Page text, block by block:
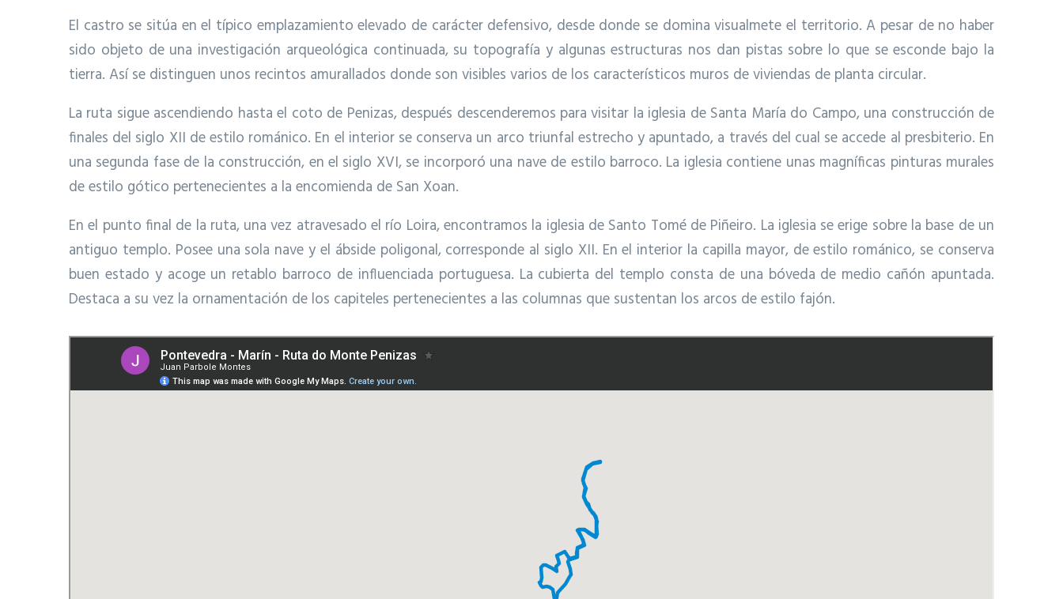
El castro se sitúa en el típico emplazamiento elevado de carácter defensivo, desde donde se domina visualmete el territorio. A pesar de no haber
sido objeto de una investigación arqueológica continuada, su topografía y algunas estructuras nos dan pistas sobre lo que se esconde bajo la
tierra. Así se distinguen unos recintos amurallados donde son visibles varios de los característicos muros de viviendas de planta circular.
La ruta sigue ascendiendo hasta el coto de Penizas, después descenderemos para visitar la iglesia de Santa María do Campo, una construcción de
finales del siglo XII de estilo románico. En el interior se conserva un arco triunfal estrecho y apuntado, a través del cual se accede al presbiterio. En
una segunda fase de la construcción, en el siglo XVI, se incorporó una nave de estilo barroco. La iglesia contiene unas magníficas pinturas murales
de estilo gótico pertenecientes a la encomienda de San Xoan.
En el punto final de la ruta, una vez atravesado el río Loira, encontramos la iglesia de Santo Tomé de Piñeiro. La iglesia se erige sobre la base de un
antiguo templo. Posee una sola nave y el ábside poligonal, corresponde al siglo XII. En el interior la capilla mayor, de estilo románico, se conserva
buen estado y acoge un retablo barroco de influenciada portuguesa. La cubierta del templo consta de una bóveda de medio cañón apuntada.
Destaca a su vez la ornamentación de los capiteles pertenecientes a las columnas que sustentan los arcos de estilo fajón.